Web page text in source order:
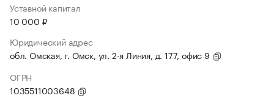
Уставной капитал
10 000 ₽
Юридический адрес
обл. Омская, г. Омск, ул. 2-я Линия, д. 177, офис 9
ОГРН
1035511003648